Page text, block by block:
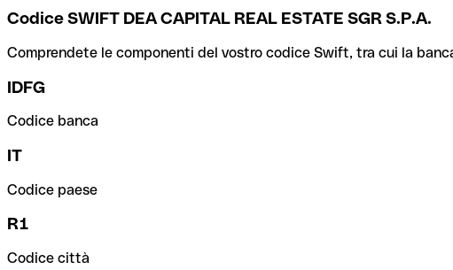
Codice SWIFT DEA CAPITAL REAL ESTATE SGR S.P.A.
Comprendete le componenti del vostro codice Swift, tra cui la
IDFG
Codice banca
IT
Codice paese
R1
Codice città